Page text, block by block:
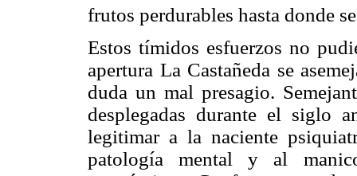
frutos perdurables hasta donde
Estos tímidos esfuerzos no
apertura La Castañeda se
duda un mal presagio.
desplegadas durante el siglo
legitimar a la naciente
patología mental y al